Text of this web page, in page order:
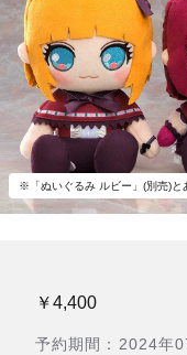
※「ぬいぐるみ ルビー」(別売)と
￥4,400
予約期間：2024年